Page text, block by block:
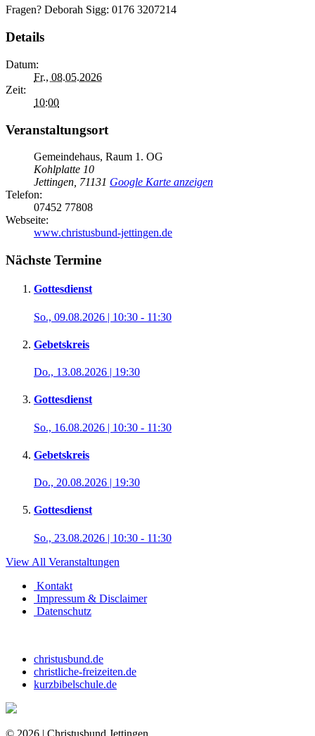
Fragen? Deborah Sigg: 0176 3207214
Details
Datum:
Fr., 08.05.2026
Zeit:
10:00
Veranstaltungsort
Gemeindehaus, Raum 1. OG
Kohlplatte 10
Jettingen 71131 Google Karte anzeigen
Telefon:
07452 77808
Webseite:
www.christusbund-jettingen.de
Nächste Termine
Gottesdienst
So., 09.08.2026 | 10:30 - 11:30
Gebetskreis
Do., 13.08.2026 | 19:30
Gottesdienst
So., 16.08.2026 | 10:30 - 11:30
Gebetskreis
Do., 20.08.2026 | 19:30
Gottesdienst
So., 23.08.2026 | 10:30 - 11:30
View All Veranstaltungen
Kontakt
Impressum & Disclaimer
Datenschutz
christusbund.de
christliche-freizeiten.de
kurzbibelschule.de
© 2026 | Christusbund Jettingen